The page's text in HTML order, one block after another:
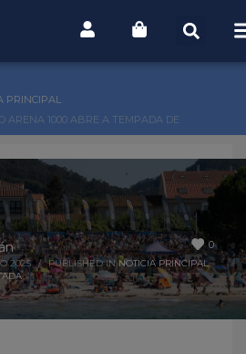
PRINCIPAL
ARENA 1000 ABRE A TEMPADA DE
0
2025 / PUBLISHED INNOTICIA PRINCIPAL,